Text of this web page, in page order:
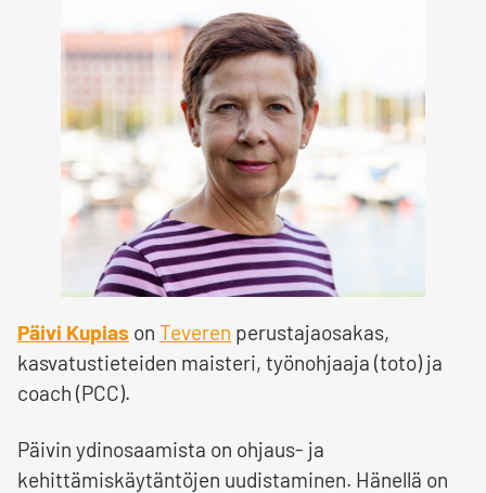
Päivi Kupias on Teveren perustajaosakas,
kasvatustieteiden maisteri, työnohjaaja (toto) ja
coach (PCC).
Päivin ydinosaamista on ohjaus- ja
kehittämiskäytäntöjen uudistaminen. Hänellä on